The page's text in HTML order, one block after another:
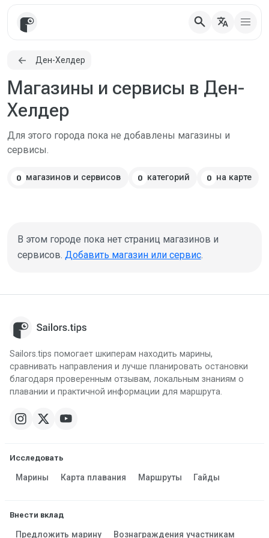
search translate
Ден-Хелдер
Магазины и сервисы в Ден-
Хелдер
Для этого города пока не добавлены магазины и
сервисы.
0 магазинов и сервисов 0 категорий 0 на карте
В этом городе пока нет страниц магазинов и
сервисов. Добавить магазин или сервис.
Sailors.tips помогает шкиперам находить марины,
сравнивать направления и лучше планировать остановки
благодаря проверенным отзывам, локальным знаниям о
плавании и практичной информации для маршрута.
Исследовать
Марины Карта плавания Маршруты Гайды
Внести вклад
Предложить марину Вознаграждения участникам